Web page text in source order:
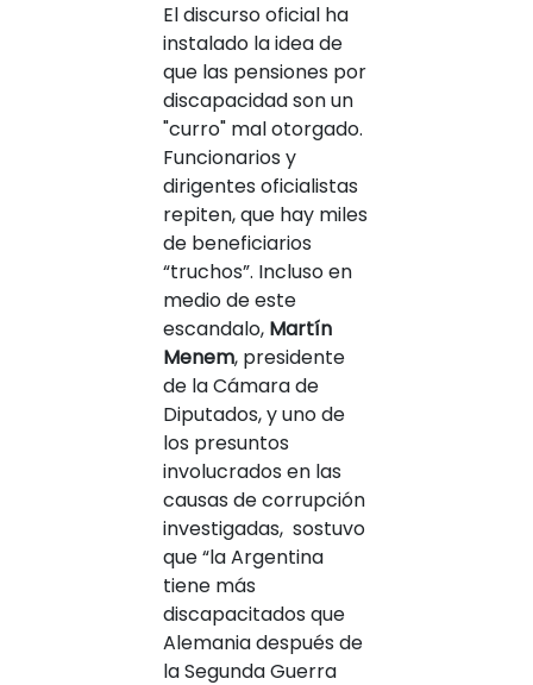
El discurso oficial ha
instalado la idea de
que las pensiones por
discapacidad son un
"curro" mal otorgado.
Funcionarios y
dirigentes oficialistas
repiten, que hay miles
de beneficiarios
“truchos”. Incluso en
medio de este
escandalo, Martín
Menem, presidente
de la Cámara de
Diputados, y uno de
los presuntos
involucrados en las
causas de corrupción
investigadas, sostuvo
que “la Argentina
tiene más
discapacitados que
Alemania después de
la Segunda Guerra